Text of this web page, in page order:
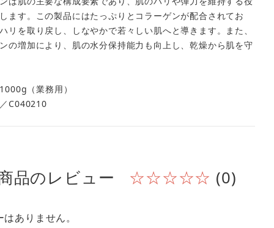
ます。この製品にはたっぷりとコラーゲンが配合されてお
リを取り戻し、しなやかで若々しい肌へと導きます。また、
の増加により、肌の水分保持能力も向上し、乾燥から肌を守
（業務用）
C040210
品のレビュー ☆☆☆☆☆ (0)
ありません。